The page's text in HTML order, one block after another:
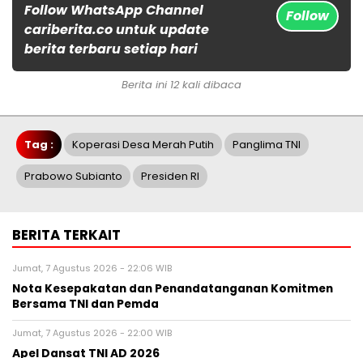
Follow WhatsApp Channel
cariberita.co untuk update
berita terbaru setiap hari
Follow
Berita ini 12 kali dibaca
Tag : Koperasi Desa Merah Putih Panglima TNI
Prabowo Subianto Presiden RI
BERITA TERKAIT
Jumat, 7 Agustus 2026 - 22:06 WIB
Nota Kesepakatan dan Penandatanganan Komitmen
Bersama TNI dan Pemda
Jumat, 7 Agustus 2026 - 22:00 WIB
Apel Dansat TNI AD 2026